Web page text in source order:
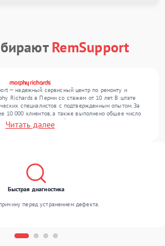
RemSupport
— надежный сервисный центр по ремонту и
Richards в Перми со стажем от 10 лет. В штате
специалистов с подтвержденным опытом. За
10 000 клиентов, а также выполнено общее число
в сервисный центр поступает более 300
ремонт различного уровня сложности и
Читать далее
Быстрая диагностика
перед устранением дефекта.